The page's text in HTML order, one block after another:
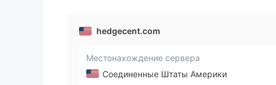
hedgecent.com
Местонахождение сервера
Соединенные Штаты Америки